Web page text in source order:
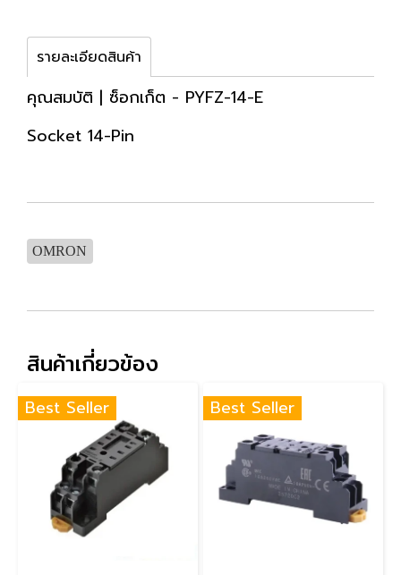
รายละเอียดสินค้า
คุณสมบัติ | ซ็อกเก็ต - PYFZ-14-E
Socket 14-Pin
OMRON
สินค้าเกี่ยวข้อง
Best Seller Best Seller